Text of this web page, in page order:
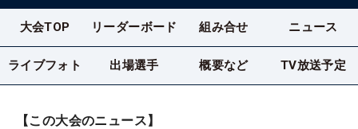
大会TOP リーダーボード 組み合せ ニュース
ライブフォト 出場選手 概要など TV放送予定
【この大会のニュース】